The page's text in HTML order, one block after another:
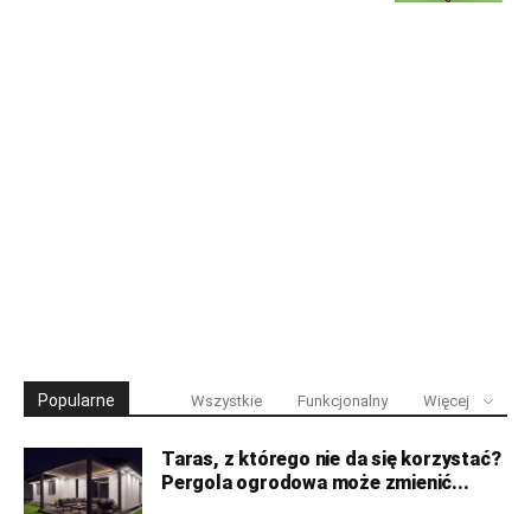
Popularne Wszystkie Funkcjonalny Więcej
Taras, z którego nie da się korzystać?
Pergola ogrodowa może zmienić...